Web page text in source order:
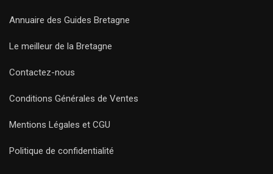
Annuaire des Guides Bretagne
Le meilleur de la Bretagne
Contactez-nous
Conditions Générales de Ventes
Mentions Légales et CGU
Politique de confidentialité